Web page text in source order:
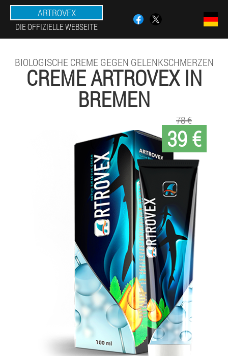
ARTROVEX
DIE OFFIZIELLE WEBSEITE
BIOLOGISCHE CREME GEGEN GELENKSCHMERZEN
CREME ARTROVEX IN
BREMEN
39 €
78 €